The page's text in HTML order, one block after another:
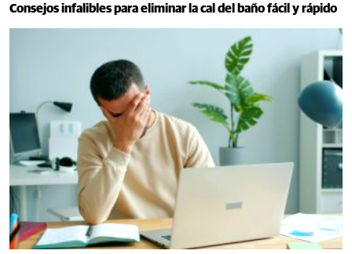
Consejos infalibles para eliminar la cal del baño fácil y rápido